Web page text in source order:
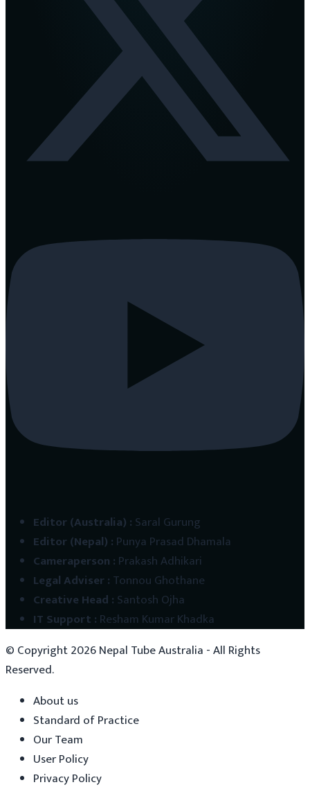
Editor (Australia) : Saral Gurung
Editor (Nepal) : Punya Prasad Dhamala
Cameraperson : Prakash Adhikari
Legal Adviser: Tonnou Ghothane
Creative Head : Santosh Ojha
IT Support : Resham Kumar Khadka
© Copyright2026Nepal Tube Australia - All Rights
Reserved.
About us
Standard of Practice
Our Team
User Policy
Privacy Policy